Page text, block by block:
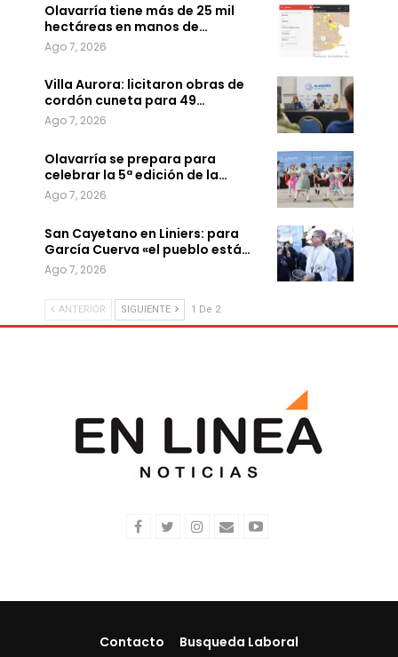
Olavarría tiene más de 25 mil
hectáreas en manos de…
Ago 7, 2026
Villa Aurora: licitaron obras de
cordón cuneta para 49…
Ago 7, 2026
Olavarría se prepara para
celebrar la 5ª edición de la…
Ago 7, 2026
San Cayetano en Liniers: para
García Cuerva «el pueblo está…
Ago 7, 2026
ANTERIOR SIGUIENTE 1 De 2
Contacto Busqueda Laboral